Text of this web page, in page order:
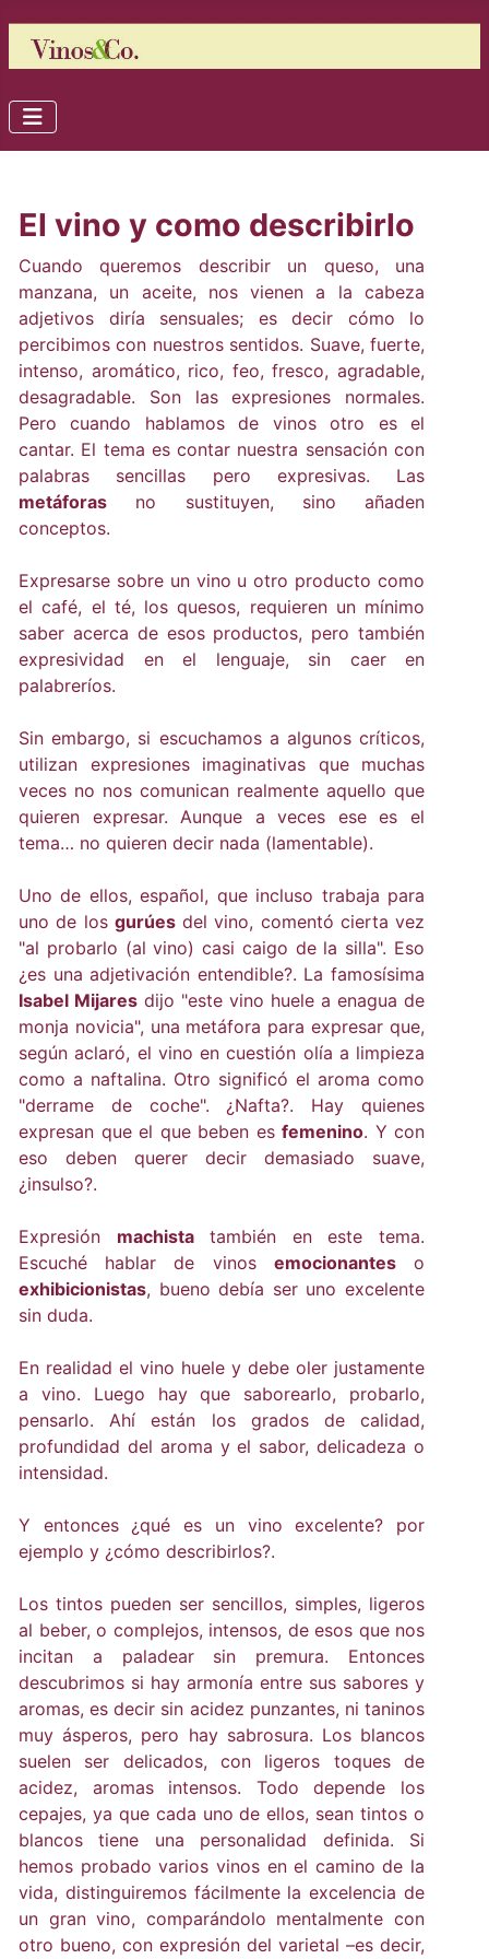
El vino y como describirlo
Cuando queremos describir un queso, una
manzana, un aceite, nos vienen a la cabeza
adjetivos diría sensuales; es decir cómo lo
percibimos con nuestros sentidos. Suave, fuerte,
intenso, aromático, rico, feo, fresco, agradable,
desagradable. Son las expresiones normales.
Pero cuando hablamos de vinos otro es el
cantar. El tema es contar nuestra sensación con
palabras sencillas pero expresivas. Las
metáforas no sustituyen, sino añaden
conceptos.
Expresarse sobre un vino u otro producto como
el café, el té, los quesos, requieren un mínimo
saber acerca de esos productos, pero también
expresividad en el lenguaje, sin caer en
palabreríos.
Sin embargo, si escuchamos a algunos críticos,
utilizan expresiones imaginativas que muchas
veces no nos comunican realmente aquello que
quieren expresar. Aunque a veces ese es el
tema… no quieren decir nada (lamentable).
Uno de ellos, español, que incluso trabaja para
uno de los gurúesdel vino, comentó cierta vez
"al probarlo (al vino) casi caigo de la silla". Eso
¿es una adjetivación entendible?. La famosísima
Isabel Mijares dijo "este vino huele a enagua de
monja novicia", una metáfora para expresar que,
según aclaró, el vino en cuestión olía a limpieza
como a naftalina. Otro significó el aroma como
"derrame de coche". ¿Nafta?. Hay quienes
expresan que el que beben es femenino. Y con
eso deben querer decir demasiado suave,
¿insulso?.
Expresión machistatambién en este tema.
Escuché hablar de vinos emocionanteso
exhibicionistas, bueno debía ser uno excelente
sin duda.
En realidad el vino huele y debe oler justamente
a vino. Luego hay que saborearlo, probarlo,
pensarlo. Ahí están los grados de calidad,
profundidad del aroma y el sabor, delicadeza o
intensidad.
Y entonces ¿qué es un vino excelente? por
ejemplo y ¿cómo describirlos?.
Los tintos pueden ser sencillos, simples, ligeros
al beber, o complejos, intensos, de esos que nos
incitan a paladear sin premura. Entonces
descubrimos si hay armonía entre sus sabores y
aromas, es decir sin acidez punzantes, ni taninos
muy ásperos, pero hay sabrosura. Los blancos
suelen ser delicados, con ligeros toques de
acidez, aromas intensos. Todo depende los
cepajes, ya que cada uno de ellos, sean tintos o
blancos tiene una personalidad definida. Si
hemos probado varios vinos en el camino de la
vida, distinguiremos fácilmente la excelencia de
un gran vino, comparándolo mentalmente con
otro bueno, con expresión del varietal –es decir,